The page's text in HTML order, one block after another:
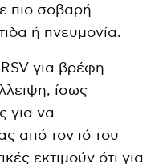
πιο σοβαρή
ή πνευμονία.
για βρέφη
ίσως
για να
από τον ιό του
εκτιμούν ότι για